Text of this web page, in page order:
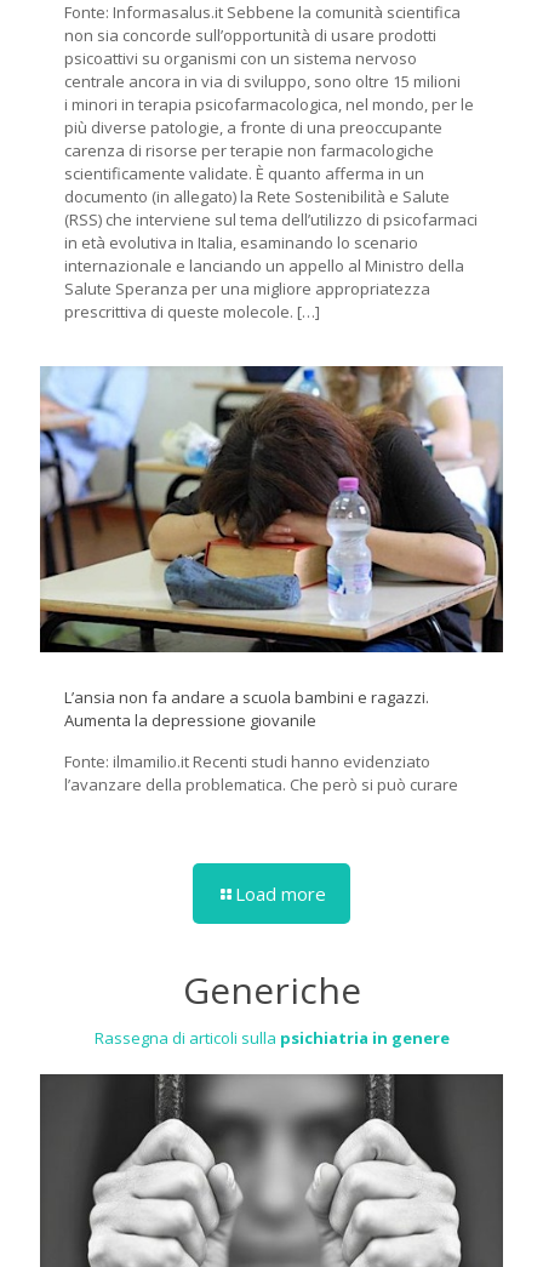
Fonte: Informasalus.it Sebbene la comunità scientifica
non sia concorde sull’opportunità di usare prodotti
psicoattivi su organismi con un sistema nervoso
centrale ancora in via di sviluppo, sono oltre 15 milioni
i minori in terapia psicofarmacologica, nel mondo, per le
più diverse patologie, a fronte di una preoccupante
carenza di risorse per terapie non farmacologiche
scientificamente validate. È quanto afferma in un
documento (in allegato) la Rete Sostenibilità e Salute
(RSS) che interviene sul tema dell’utilizzo di psicofarmaci
in età evolutiva in Italia, esaminando lo scenario
internazionale e lanciando un appello al Ministro della
Salute Speranza per una migliore appropriatezza
prescrittiva di queste molecole. […]
L’ansia non fa andare a scuola bambini e ragazzi.
Aumenta la depressione giovanile
Fonte: ilmamilio.it Recenti studi hanno evidenziato
l’avanzare della problematica. Che però si può curare
Load more
Generiche
Rassegna di articoli sulla psichiatria in genere